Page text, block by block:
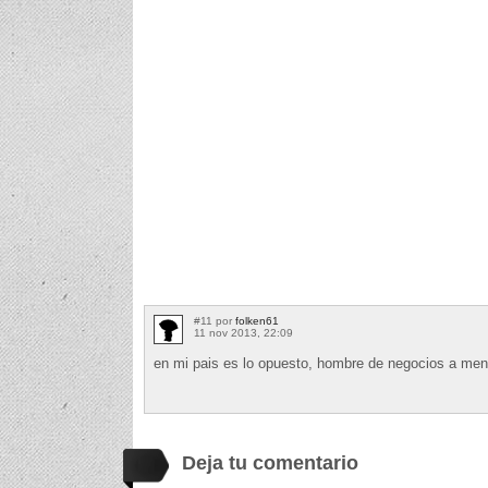
#11 por folken61
11 nov 2013, 22:09
en mi pais es lo opuesto, hombre de negocios a
Deja tu comentario